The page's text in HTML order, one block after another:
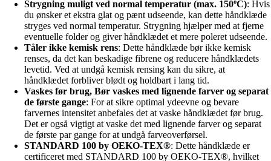
Strygning muligt ved normal temperatur (max. 150ºC): Hvis
du ønsker et ekstra glat og pænt udseende, kan dette håndklæde
stryges ved normal temperatur. Strygning hjælper med at fjerne
eventuelle folder og giver håndklædet et mere poleret udseende.
Tåler ikke kemisk rens: Dette håndklæde bør ikke kemisk
renses, da det kan beskadige fibrene og reducere håndklædets
levetid. Ved at undgå kemisk rensing kan du sikre, at
håndklædet forbliver blødt og holdbart i lang tid.
Vaskes før brug, Bør vaskes med lignende farver og separat
de første gange: For at sikre optimal ydeevne og bevare
farvernes intensitet anbefales det at vaske håndklædet før brug.
Det er også vigtigt at vaske det med lignende farver og separat
de første par gange for at undgå farveoverførsel.
STANDARD 100 by OEKO-TEX®: Dette håndklæde er
certificeret med STANDARD 100 by OEKO-TEX®, hvilket